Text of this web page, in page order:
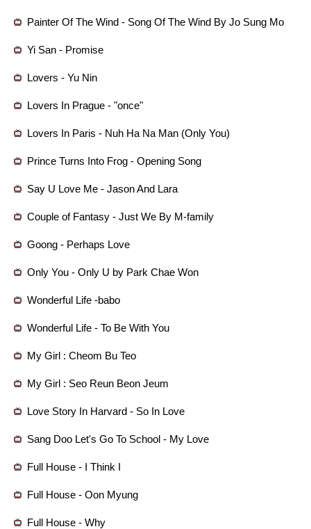
Painter Of The Wind - Song Of The Wind By Jo Sung Mo
Yi San - Promise
Lovers - Yu Nin
Lovers In Prague - "once"
Lovers In Paris - Nuh Ha Na Man (Only You)
Prince Turns Into Frog - Opening Song
Say U Love Me - Jason And Lara
Couple of Fantasy - Just We By M-family
Goong - Perhaps Love
Only You - Only U by Park Chae Won
Wonderful Life -babo
Wonderful Life - To Be With You
My Girl : Cheom Bu Teo
My Girl : Seo Reun Beon Jeum
Love Story In Harvard - So In Love
Sang Doo Let's Go To School - My Love
Full House - I Think I
Full House - Oon Myung
Full House - Why